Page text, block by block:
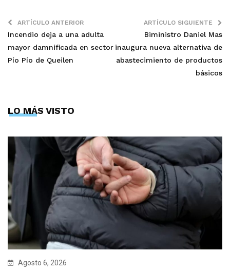
ARTÍCULO ANTERIOR
Incendio deja a una adulta
mayor damnificada en sector
Pío Pío de Queilen
ARTÍCULO SIGUIENTE
Biministro Daniel Mas
inaugura nueva alternativa de
abastecimiento de productos
básicos
LO MÁS VISTO
Agosto 6, 2026